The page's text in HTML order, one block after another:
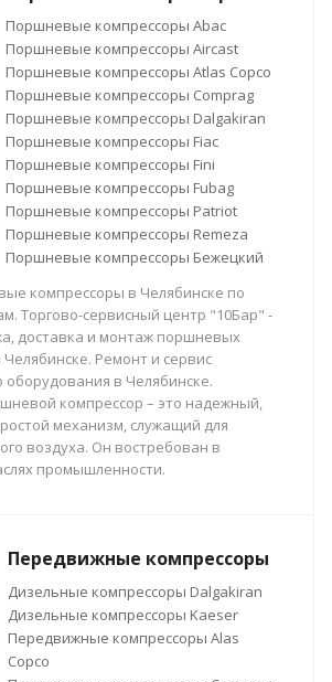
Поршневые компрессоры Abac
Поршневые компрессоры Aircast
Поршневые компрессоры Atlas Copco
Поршневые компрессоры Comprag
Поршневые компрессоры Dalgakiran
Поршневые компрессоры Fiac
Поршневые компрессоры Fini
Поршневые компрессоры Fubag
Поршневые компрессоры Patriot
Поршневые компрессоры Remeza
Поршневые компрессоры Бежецкий
компрессоры в Челябинске по
Торгово-сервисный центр "10Бар" -
доставка и монтаж поршневых
Ремонт и сервис
оборудования в Челябинске.
компрессор – это надежный,
механизм, служащий для
воздуха. Он востребован в
промышленности.
Передвижные компрессоры
Дизельные компрессоры Dalgakiran
Дизельные компрессоры Kaeser
Передвижные компрессоры Alas
Copco